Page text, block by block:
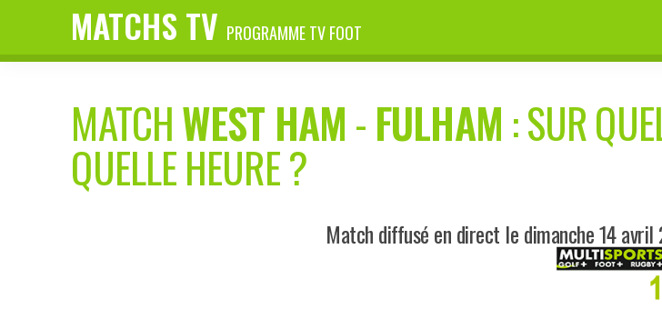
MATCHS TV PROGRAMME TV FOOT
MATCHWEST HAM-FULHAM : SUR
QUELLE HEURE ?
Match diffusé en direct le dimanche 14